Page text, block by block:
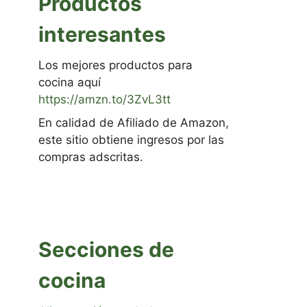
interesantes
Los mejores productos para
cocina aquí
https://amzn.to/3ZvL3tt
En calidad de Afiliado de Amazon,
este sitio obtiene ingresos por las
compras adscritas.
Secciones de
cocina